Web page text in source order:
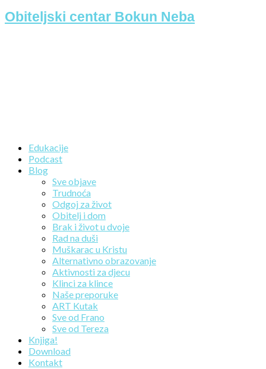
Obiteljski centar Bokun Neba
Edukacije
Podcast
Blog
Sve objave
Trudnoća
Odgoj za život
Obitelj i dom
Brak i život u dvoje
Rad na duši
Muškarac u Kristu
Alternativno obrazovanje
Aktivnosti za djecu
Klinci za klince
Naše preporuke
ART Kutak
Sve od Frano
Sve od Tereza
Knjiga!
Download
Kontakt